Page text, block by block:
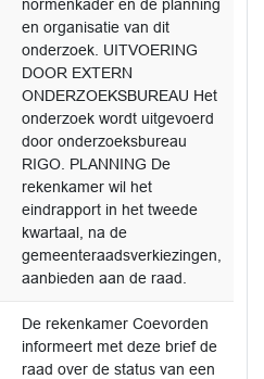
normenkader en de planning
en organisatie van dit
onderzoek. UITVOERING
DOOR EXTERN
ONDERZOEKSBUREAU Het
onderzoek wordt uitgevoerd
door onderzoeksbureau
RIGO. PLANNING De
rekenkamer wil het
eindrapport in het tweede
kwartaal, na de
gemeenteraadsverkiezingen,
aanbieden aan de raad.
De rekenkamer Coevorden
informeert met deze brief de
raad over de status van een